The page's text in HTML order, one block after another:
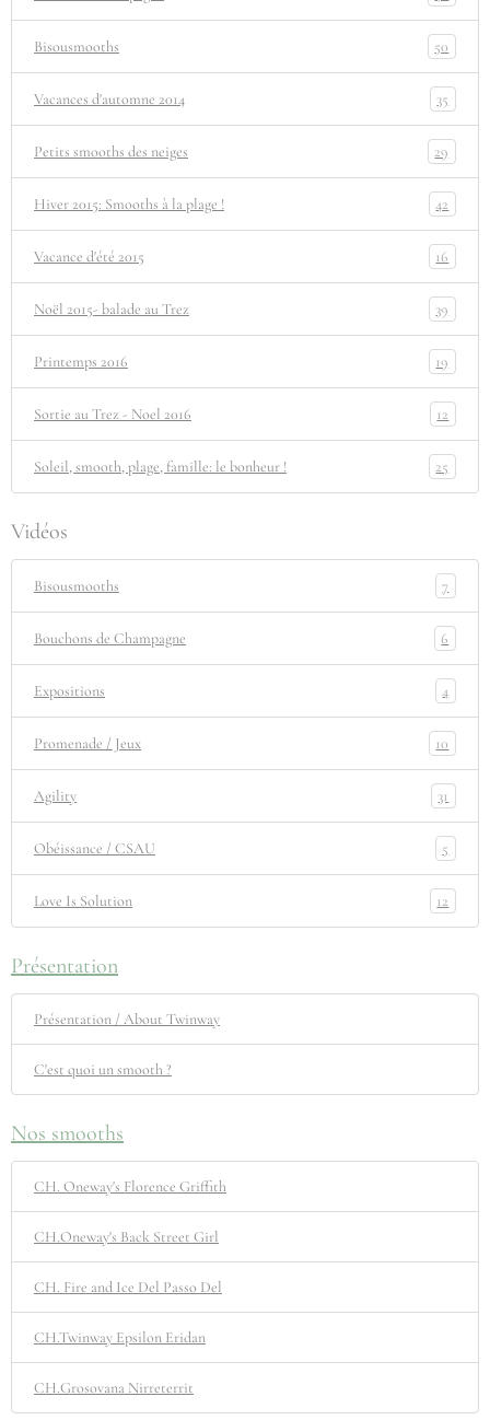
Bisousmooths 50
Vacances d'automne 2014 35
Petits smooths des neiges 29
Hiver 2015: Smooths à la plage ! 42
Vacance d'été 2015 16
Noël 2015- balade au Trez 39
Printemps 2016 19
Sortie au Trez - Noel 2016 12
Soleil, smooth, plage, famille: le bonheur ! 25
Vidéos
Bisousmooths 7
Bouchons de Champagne 6
Expositions 4
Promenade / Jeux 10
Agility 31
Obéissance / CSAU 5
Love Is Solution 12
Présentation
Présentation / About Twinway
C'est quoi un smooth ?
Nos smooths
CH. Oneway's Florence Griffith
CH.Oneway's Back Street Girl
CH. Fire and Ice Del Passo Del
CH.Twinway Epsilon Eridan
CH.Grosovana Nirreterrit